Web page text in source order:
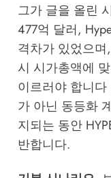
그가 글을 올린
477억 달러,
격차가 있었으
시 시가총액에
이르러야 합니
가 아닌 동등화
지되는 동안
반합니다.